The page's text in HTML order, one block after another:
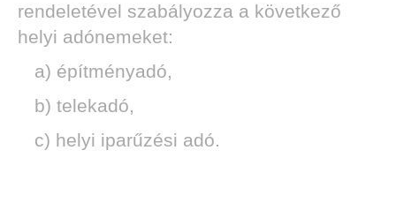
rendeletével szabályozza a következő
helyi adónemeket:
a) építményadó,
b) telekadó,
c) helyi iparűzési adó.